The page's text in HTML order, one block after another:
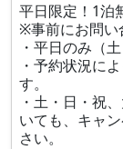
平日限定！1泊
※事前にお問い
・平日のみ（
・予約状況に
す。
・土・日・祝
いても、キャ
さい。